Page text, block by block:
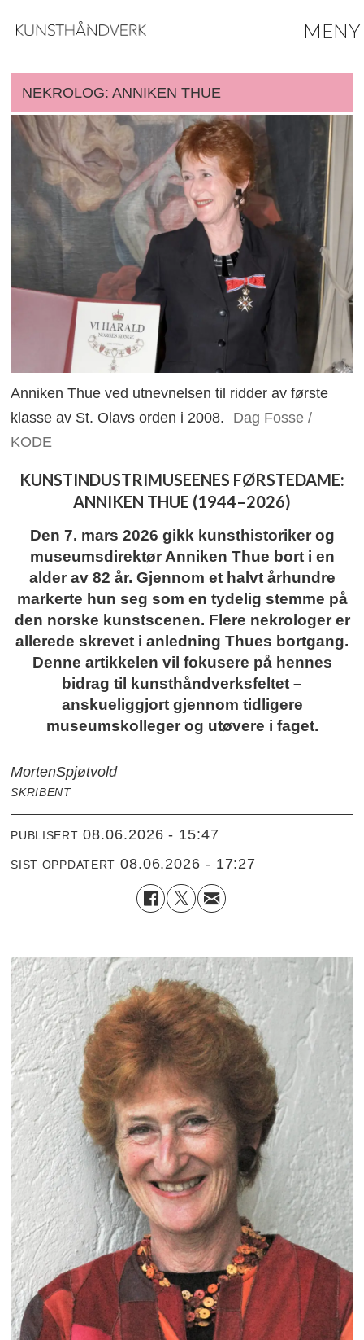
NEKROLOG: ANNIKEN THUE
Anniken Thue ved utnevnelsen til ridder av første
klasse av St. Olavs orden i 2008.
Dag Fosse /
KODE
KUNSTINDUSTRIMUSEENES FØRSTEDAME:
ANNIKEN THUE (1944–2026)
Den 7. mars 2026 gikk kunsthistoriker og
museumsdirektør Anniken Thue bort i en
alder av 82 år. Gjennom et halvt århundre
markerte hun seg som en tydelig stemme på
den norske kunstscenen. Flere nekrologer er
allerede skrevet i anledning Thues bortgang.
Denne artikkelen vil fokusere på hennes
bidrag til kunsthåndverksfeltet –
anskueliggjort gjennom tidligere
museumskolleger og utøvere i faget.
MortenSpjøtvold
SKRIBENT
PUBLISERT 08.06.2026 - 15:47
SIST OPPDATERT 08.06.2026 - 17:27